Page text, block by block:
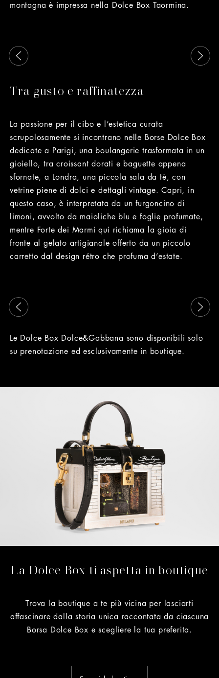
montagna è impressa nella Dolce Box Taormina.
Questo è un carosello con immagini che si muovono a
Tra gusto e raffinatezza
La passione per il cibo e l’estetica curata
scrupolosamente si incontrano nelle Borse Dolce Box
dedicate a Parigi, una boulangerie trasformata in un
gioiello, tra croissant dorati e baguette appena
sfornate, a Londra, una piccola sala da tè, con
vetrine piene di dolci e dettagli vintage. Capri, in
questo caso, è interpretata da un furgoncino di
limoni, avvolto da maioliche blu e foglie profumate,
mentre Forte dei Marmi qui richiama la gioia di
fronte al gelato artigianale offerto da un piccolo
carretto dal design rétro che profuma d’estate.
Questo è un carosello con immagini che si muovono a
Le Dolce Box Dolce&Gabbana sono disponibili solo
su prenotazione ed esclusivamente in boutique.
La Dolce Box ti aspetta in boutique
Trova la boutique a te più vicina per lasciarti
affascinare dalla storia unica raccontata da ciascuna
Borsa Dolce Box e scegliere la tua preferita.